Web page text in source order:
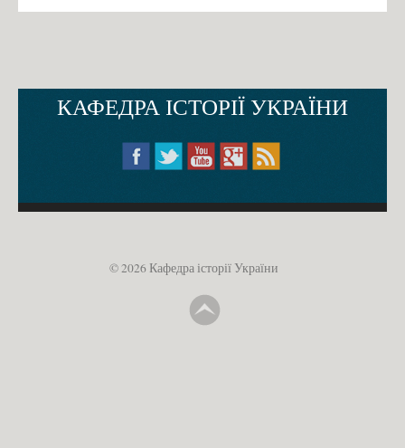
КАФЕДРА ІСТОРІЇ УКРАЇНИ
© 2026 Кафедра історії України